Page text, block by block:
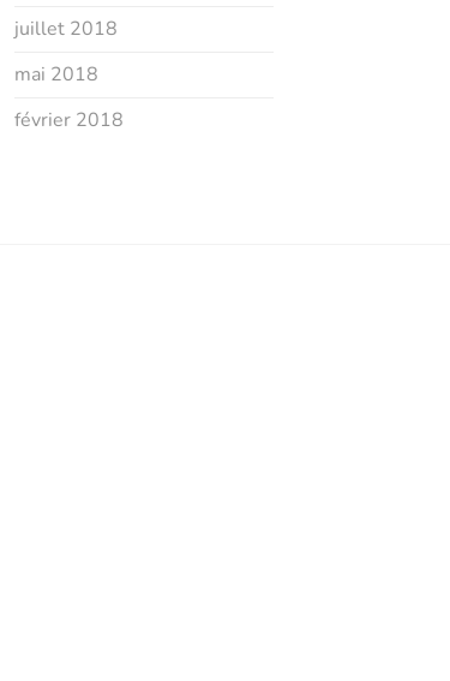
juillet 2018
mai 2018
février 2018